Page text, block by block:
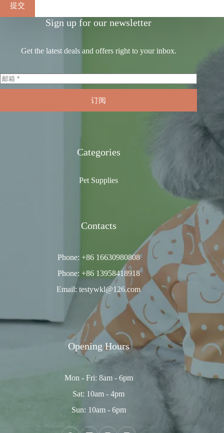
提交
Sign up for our newsletter
Get the latest deals and offers right to your inbox.
订阅
Categories
Pet Supplies
Contacts
Phone: +86 16630980808
Phone: +86 13958418918
Email: testywkl@126.com
Opening Hours
Mon - Fri: 8am - 6pm
Sat: 10am - 4pm
Sun: 10am - 6pm